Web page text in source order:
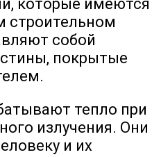
которые имеются
строительном
собой
покрытые
тепло при
излучения. Они
и их